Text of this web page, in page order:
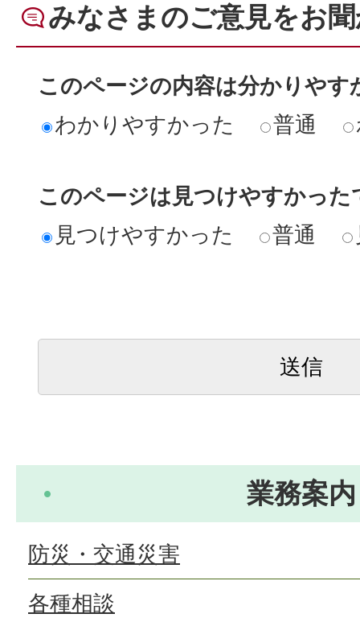
みなさまのご意見をお
このページの内容は分かりやす
わかりやすかった
普通
このページは見つけやすかった
見つけやすかった
普通
業務案内
防災・交通災害
各種相談